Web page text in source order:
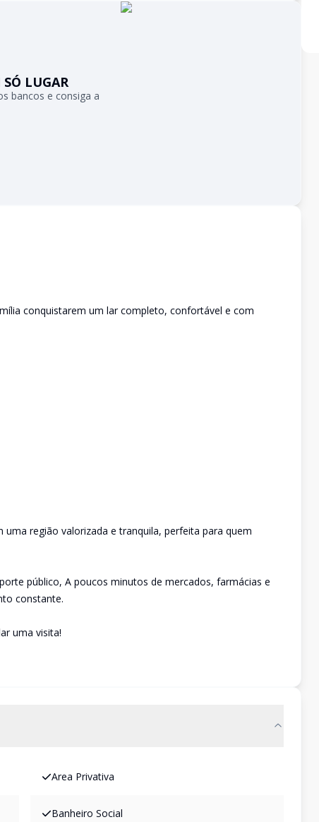
LUGAR
bancos e consiga a
conquistarem um lar completo, confortável e com
região valorizada e tranquila, perfeita para quem
público, A poucos minutos de mercados, farmácias e
constante.
uma visita!
Area Privativa
Banheiro Social